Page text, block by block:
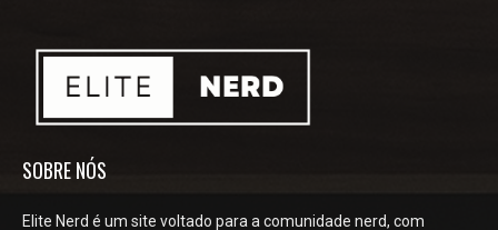
SOBRE NÓS
Elite Nerd é um site voltado para a comunidade nerd, com